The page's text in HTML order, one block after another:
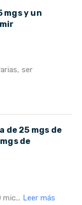
mgs y un
ser
de 25 mgs de
de
Leer más